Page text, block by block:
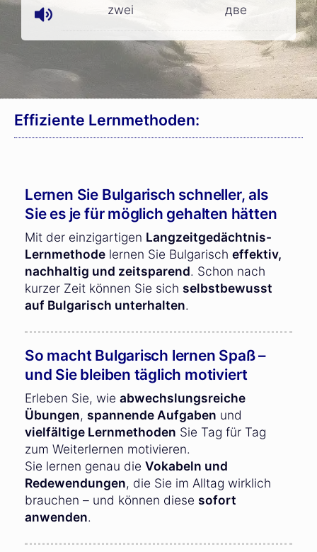
zwei две
Effiziente Lernmethoden:
Lernen Sie Bulgarisch schneller, als
Sie es je für möglich gehalten hätten
Mit der einzigartigen Langzeitgedächtnis-
Lernmethode lernen Sie Bulgarisch effektiv,
nachhaltig und zeitsparend. Schon nach
kurzer Zeit können Sie sich selbstbewusst
auf Bulgarisch unterhalten.
So macht Bulgarisch lernen Spaß –
und Sie bleiben täglich motiviert
Erleben Sie, wie abwechslungsreiche
Übungen, spannende Aufgaben und
vielfältige Lernmethoden Sie Tag für Tag
zum Weiterlernen motivieren.
Sie lernen genau die Vokabeln und
Redewendungen, die Sie im Alltag wirklich
brauchen – und können diese sofort
anwenden.